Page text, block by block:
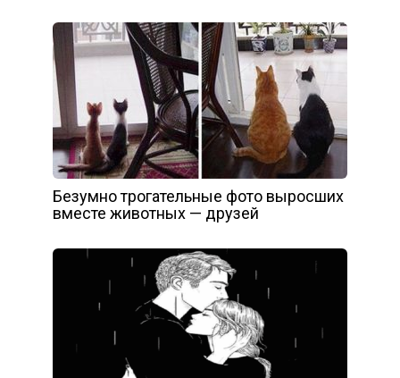
Безумно трогательные фото выросших
вместе животных — друзей